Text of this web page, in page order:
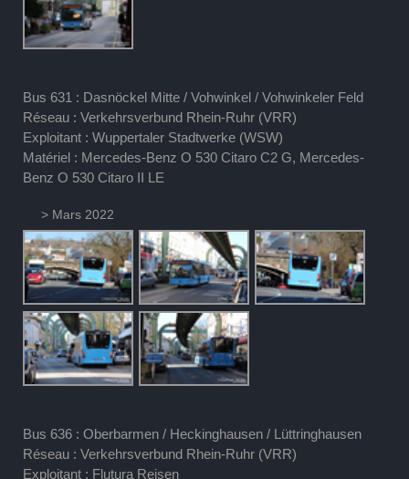
Bus 631 : Dasnöckel Mitte / Vohwinkel / Vohwinkeler Feld
Réseau : Verkehrsverbund Rhein-Ruhr (VRR)
Exploitant : Wuppertaler Stadtwerke (WSW)
Matériel : Mercedes-Benz O 530 Citaro C2 G, Mercedes-
Benz O 530 Citaro II LE
> Mars 2022
Bus 636 : Oberbarmen / Heckinghausen / Lüttringhausen
Réseau : Verkehrsverbund Rhein-Ruhr (VRR)
Exploitant : Flutura Reisen